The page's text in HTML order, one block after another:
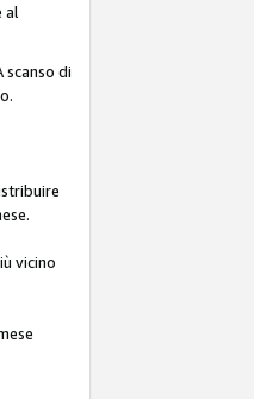
al
di
vicino